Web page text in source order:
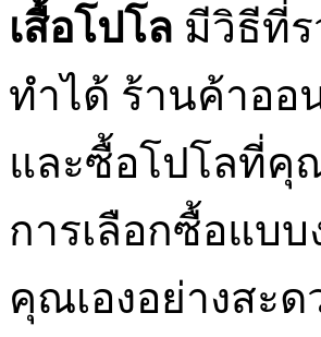
เสื้อโปโล มีวิธีที่
ทำได้ ร้านค้าออ
และซื้อโปโลที่คุ
การเลือกซื้อแบ
คุณเองอย่างสะ